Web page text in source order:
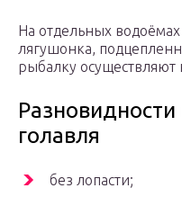
На отдельных
лягушонка,
рыбалку осуществляют
голавля
без лопасти;